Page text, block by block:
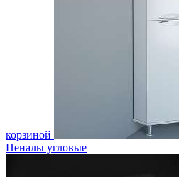
корзиной
Пеналы угловые